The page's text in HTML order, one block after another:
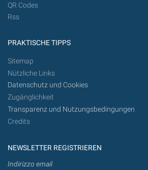
QR Codes
Rss
PRAKTISCHE TIPPS
Sitemap
Nützliche Links
Datenschutz und Cookies
Zugänglichkeit
Transparenz und Nutzungsbedingungen
Credits
NEWSLETTER REGISTRIEREN
Indirizzo email